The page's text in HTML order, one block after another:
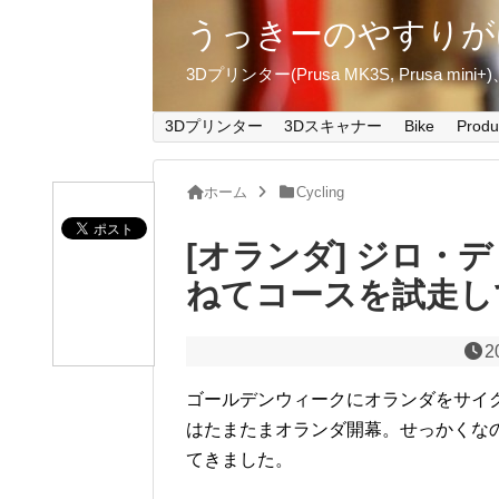
うっきーのやすり
3Dプリンター(Prusa MK3S, Prusa
3Dプリンター 3Dスキャナー Bike
ホーム Cycling
[オランダ] ジロ・
ねてコースを試走
ゴールデンウィークにオランダをサ
はたまたまオランダ開幕。せっかく
てきました。